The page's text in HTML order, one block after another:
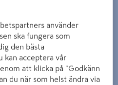
använder
ska fungera som
den bästa
kan acceptera vår
att klicka på "Godkänn
du när som helst ändra via